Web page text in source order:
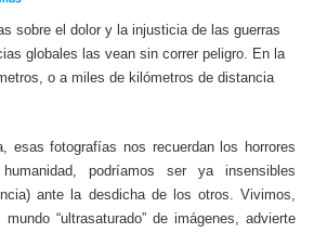
sobre el dolor y la injusticia de las guerras
globales las vean sin correr peligro. En la
o a miles de kilómetros de distancia
esas fotografías nos recuerdan los horrores
podríamos ser ya insensibles
ante la desdicha de los otros. Vivimos,
“ultrasaturado” de imágenes, advierte